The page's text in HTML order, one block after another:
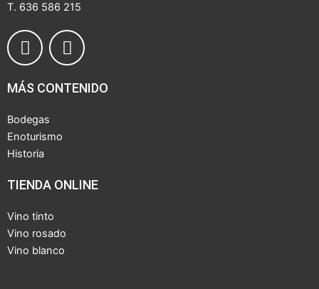
T. 636 586 215
F
a
e
o
o
k
T
r
p
s
MÁS CONTENIDO
Bodegas
Enoturismo
Historia
TIENDA ONLINE
Vino tinto
Vino rosado
Vino blanco